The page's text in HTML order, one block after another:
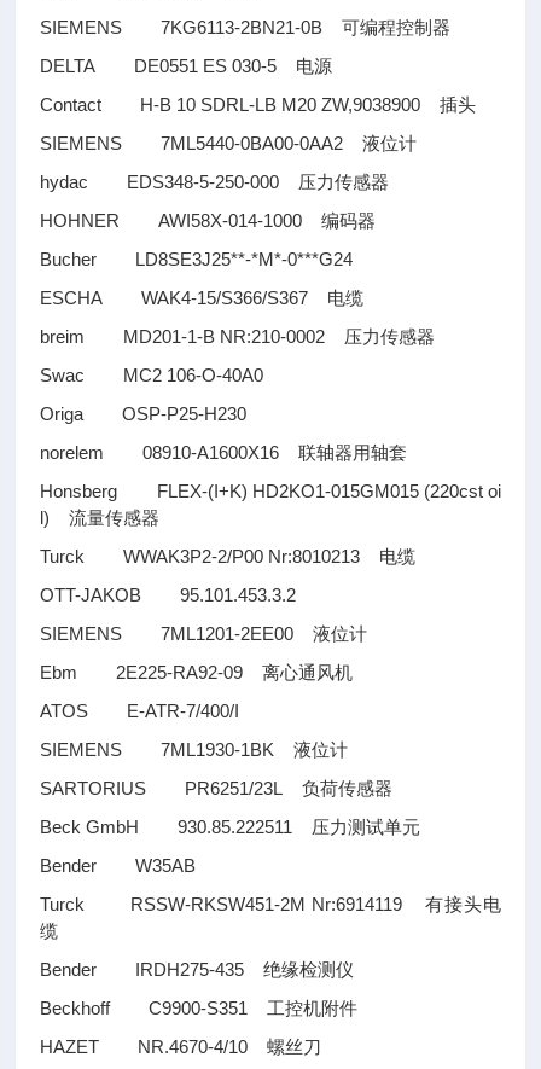
SIEMENS 7KG6113-2BN21-0B可编程控制器
DELTA DE0551 ES 030-5 电源
Contact H-B 10 SDRL-LB M20 ZW,9038900插头
SIEMENS 7ML5440-0BA00-0AA2液位计
hydac EDS348-5-250-000 压力传感器
HOHNER AWI58X-014-1000编码器
Bucher LD8SE3J25**-*M*-0***G24
ESCHA WAK4-15/S366/S367 电缆
breim MD201-1-B NR:210-0002 压力传感器
Swac MC2 106-O-40A0
Origa OSP-P25-H230
norelem 08910-A1600X16联轴器用轴套
Honsberg FLEX-(I+K) HD2KO1-015GM015 (220cst oi
l)流量传感器
Turck WWAK3P2-2/P00 Nr:8010213 电缆
OTT-JAKOB 95.101.453.3.2
SIEMENS 7ML1201-2EE00液位计
Ebm 2E225-RA92-09离心通风机
ATOS E-ATR-7/400/I
SIEMENS 7ML1930-1BK液位计
SARTORIUS PR6251/23L负荷传感器
Beck GmbH 930.85.222511 压力测试单元
Bender W35AB
Turck RSSW-RKSW451-2M Nr:6914119有接头电
缆
Bender IRDH275-435绝缘检测仪
Beckhoff C9900-S351 工控机附件
HAZET NR.4670-4/10螺丝刀